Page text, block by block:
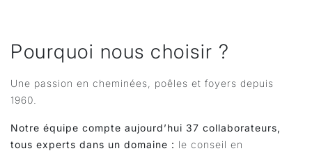
Pourquoi nous choisir ?
Une passion en cheminées, poêles et foyers depuis
1960.
Notre équipe compte aujourd’hui 37 collaborateurs,
tous experts dans un domaine : le conseil en